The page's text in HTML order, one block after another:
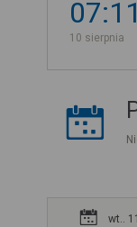
07:11
10 sierpnia
wt..